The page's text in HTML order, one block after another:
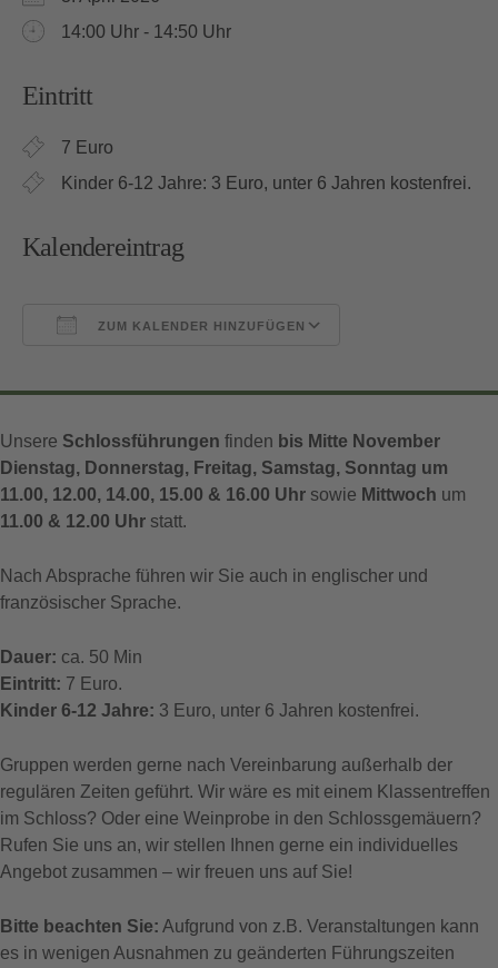
14:00 Uhr - 14:50 Uhr
Eintritt
7 Euro
Kinder 6-12 Jahre: 3 Euro, unter 6 Jahren kostenfrei.
Kalendereintrag
ZUM KALENDER HINZUFÜGEN
Unsere Schlossführungen finden bis Mitte November
Dienstag, Donnerstag, Freitag, Samstag, Sonntag um
11.00, 12.00, 14.00, 15.00 & 16.00 Uhr sowie Mittwoch um
11.00 & 12.00 Uhr statt.
Nach Absprache führen wir Sie auch in englischer und
französischer Sprache.
Dauer: ca. 50 Min
Eintritt: 7 Euro.
Kinder 6-12 Jahre: 3 Euro, unter 6 Jahren kostenfrei.
Gruppen werden gerne nach Vereinbarung außerhalb der
regulären Zeiten geführt. Wir wäre es mit einem Klassentreffen
im Schloss? Oder eine Weinprobe in den Schlossgemäuern?
Rufen Sie uns an, wir stellen Ihnen gerne ein individuelles
Angebot zusammen – wir freuen uns auf Sie!
Bitte beachten Sie: Aufgrund von z.B. Veranstaltungen kann
es in wenigen Ausnahmen zu geänderten Führungszeiten